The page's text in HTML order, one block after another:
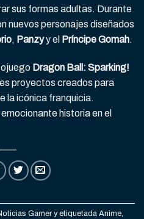
sus formas adultas. Durante
nuevos personajes diseñados
, Panzyy el Príncipe Gomah.
Dragon Ball: Sparking!
proyectos creados para
la icónica franquicia.
historia en el
Gamery etiquetada Anime,